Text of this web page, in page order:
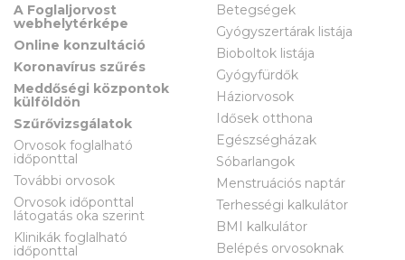
A Foglaljorvost
webhelytérképe
Online konzultáció
Koronavírus szűrés
Meddőségi központok
külföldön
Szűrővizsgálatok
Orvosok foglalható
időponttal
További orvosok
Orvosok időponttal
látogatás oka szerint
Klinikák foglalható
időponttal
Betegségek
Gyógyszertárak listája
Bioboltok listája
Gyógyfürdők
Háziorvosok
Idősek otthona
Egészségházak
Sóbarlangok
Menstruációs naptár
Terhességi kalkulátor
BMI kalkulátor
Belépés orvosoknak